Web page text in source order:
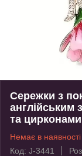
Сережки з
англійським
та
Немає в наявності
Код: J-3441